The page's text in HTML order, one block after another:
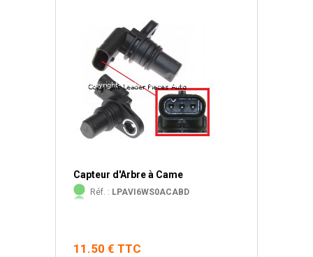
Capteur d'Arbre à Came
Réf. : LPAVI6WS0ACABD
11.50 € TTC